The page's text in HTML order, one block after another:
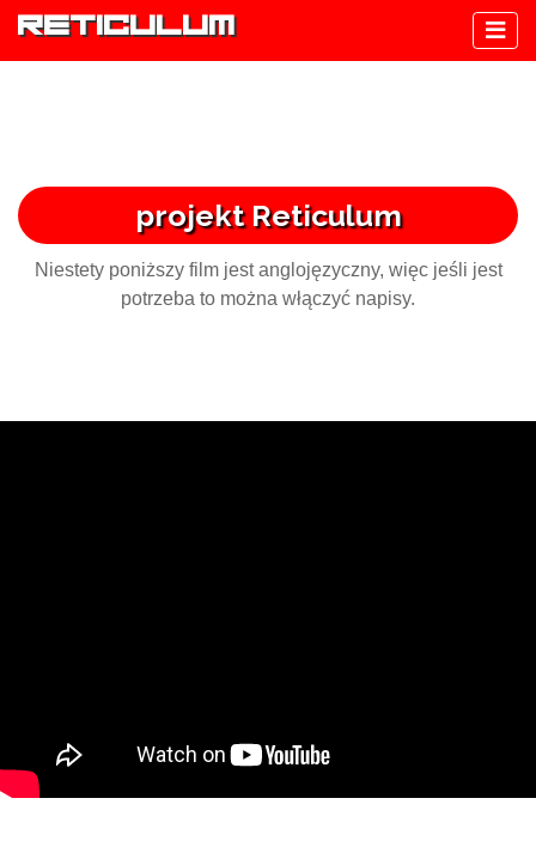
reticulum
projekt Reticulum
Niestety poniższy film jest anglojęzyczny, więc jeśli jest
potrzeba to można włączyć napisy.